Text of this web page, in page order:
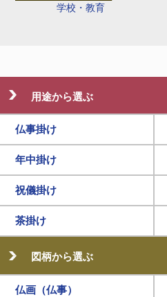
学校・教育
用途から選ぶ
仏事掛け
年中掛け
祝儀掛け
茶掛け
図柄から選ぶ
仏画（仏事）